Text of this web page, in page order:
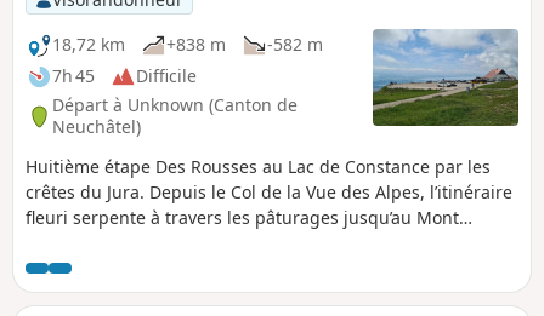
18,72 km
+838 m
-582 m
7h 45
Difficile
Départ à Unknown (Canton de
Neuchâtel)
Huitième étape Des Rousses au Lac de Constance par les
crêtes du Jura. Depuis le Col de la Vue des Alpes, l’itinéraire
fleuri serpente à travers les pâturages jusqu’au Mont
massif du Chasseral. Une longue descente mène ensuite
aux Vieux Prés, dont le paysage bocager évoque la